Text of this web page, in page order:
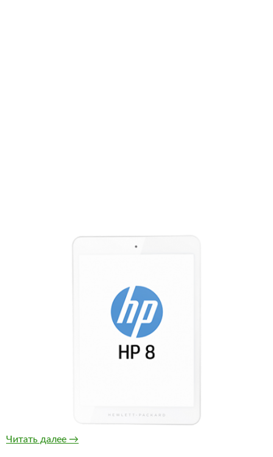
Читать далее HP 8 1401 Tablet — бюджетный планшет за
→